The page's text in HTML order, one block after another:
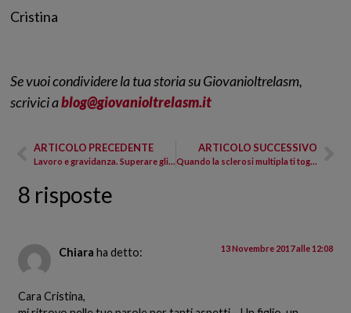
Cristina
Se vuoi condividere la tua storia su Giovanioltrelasm,
scrivici ablog@giovanioltrelasm.it
ARTICOLO PRECEDENTE
Lavoro e gravidanza. Superare gli ostacoli con la forza che è in te.
ARTICOLO SUCCESSIVO
Quando la sclerosi multipla ti toglie il respiro
8 risposte
Chiara ha detto: 13 Novembre 2017 alle 12:08
Cara Cristina,